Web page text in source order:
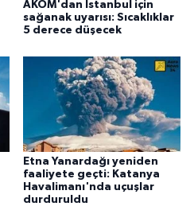
AKOM'dan İstanbul için
sağanak uyarısı: Sıcaklıklar
5 derece düşecek
Etna Yanardağı yeniden
faaliyete geçti: Katanya
Havalimanı'nda uçuşlar
durduruldu